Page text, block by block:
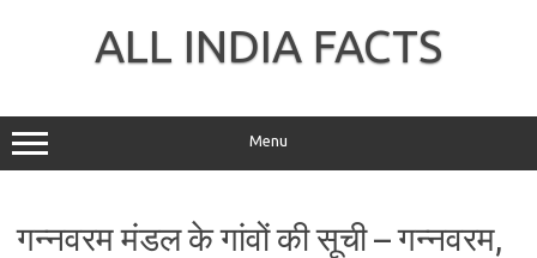
ALL INDIA FACTS
Menu
गन्नवरम मंडल के गांवों की सूची – गन्नवरम,